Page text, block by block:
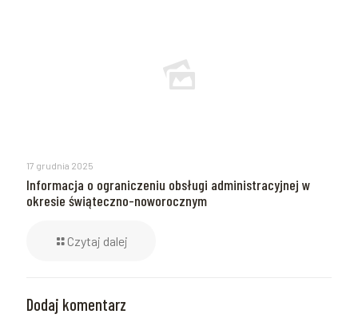
17 grudnia 2025
Informacja o ograniczeniu obsługi administracyjnej w
okresie świąteczno-noworocznym
Czytaj dalej
Dodaj komentarz